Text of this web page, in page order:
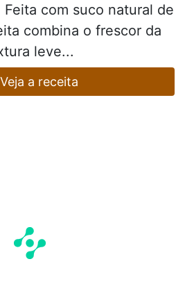
com suco natural de
combina o frescor da
leve...
Veja a receita